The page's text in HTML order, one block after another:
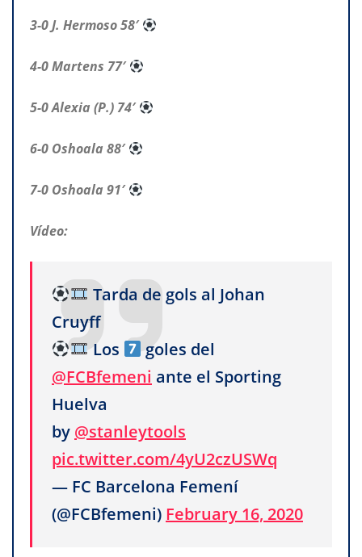
3-0 J. Hermoso 58′
4-0 Martens 77′
5-0 Alexia (P.) 74′
6-0 Oshoala 88′
7-0 Oshoala 91′
Vídeo:
Tarda de gols al Johan
Cruyff
Los
goles del
@FCBfemeni ante el Sporting
Huelva
by @stanleytools
pic.twitter.com/4yU2czUSWq
— FC Barcelona Femení
(@FCBfemeni) February 16, 2020